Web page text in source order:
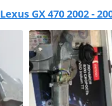
Lexus GX 470 2002 -